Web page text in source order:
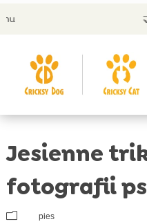
🤝 Możesz
Jesienne
fotografii
m pies